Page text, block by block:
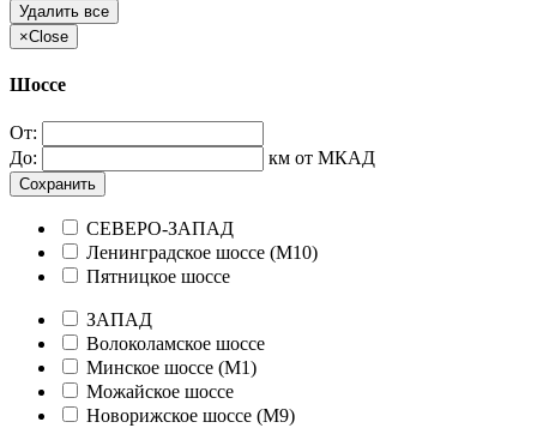
Удалить все
×Close
Шоссе
От:
До:
км от МКАД
Сохранить
СЕВЕРО-ЗАПАД
Ленинградское шоссе (М10)
Пятницкое шоссе
ЗАПАД
Волоколамское шоссе
Минское шоссе (М1)
Можайское шоссе
Новорижское шоссе (М9)